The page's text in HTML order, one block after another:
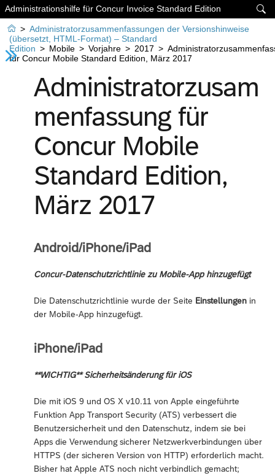

Administrationshilfe für Concur Invoice Standard Edition
 > Administratorzusammenfassungen der Versionshinweise
(übersetzt, HTML-Format) – Standard
Edition > Mobile > Vorjahre > 2017 >
für Concur Mobile Standard Edition, März 2017
Administratorzusam
menfassung für
Concur Mobile
Standard Edition,
März 2017
Android/iPhone/iPad
Concur-Datenschutzrichtlinie zu Mobile-App hinzugefügt
Die Datenschutzrichtlinie wurde der Seite Einstellungen in
der Mobile-App hinzugefügt.
iPhone/iPad
**WICHTIG** Sicherheitsänderung für iOS
Die mit iOS 9 und OS X v10.11 von Apple eingeführte
Funktion App Transport Security (ATS) verbessert die
Benutzersicherheit und den Datenschutz, indem sie bei
Apps die Verwendung sicherer Netzwerkverbindungen über
HTTPS (der sicheren Version von HTTP) erforderlich macht.
Bisher hat Apple ATS noch nicht verbindlich gemacht;